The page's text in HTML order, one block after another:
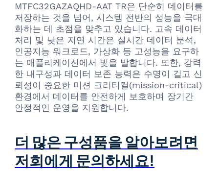
MTFC32GAZAQHD-AAT TR은 단순히 데이터를
저장하는 것을 넘어, 시스템 전반의 성능을 극대
화하는 데 초점을 맞추고 있습니다. 고속 데이터
처리 및 낮은 지연 시간은 실시간 데이터 분석,
인공지능 워크로드, 가상화 등 고성능을 요구하
는 애플리케이션에서 빛을 발합니다. 또한, 강력
한 내구성과 데이터 보존 능력은 수명이 길고 신
뢰성이 중요한 미션 크리티컬(mission-critical)
환경에서 데이터를 안전하게 보호하며 장기간
안정적인 운영을 지원합니다.
더 많은 구성품을 알아보려면
저희에게 문의하세요!